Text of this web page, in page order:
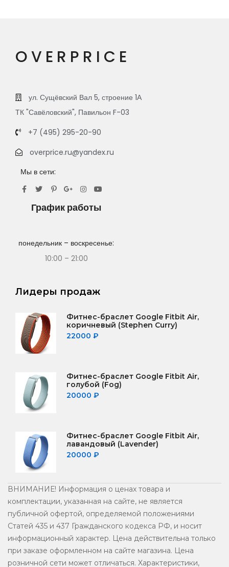
OVERPRICE
ул. Сущёвский Вал 5, строение 1А
ТК "Савёловский", Павильон F-03
+7 (495) 295-20-90
overprice.ru@yandex.ru
Мы в сети:
График работы
понедельник – воскресенье:
10:00 – 21:00
Лидеры продаж
Фитнес-браслет Google Fitbit Air,
коричневый (Stephen Curry)
22000 ₽
Фитнес-браслет Google Fitbit Air,
голубой (Fog)
20000 ₽
Фитнес-браслет Google Fitbit Air,
лавандовый (Lavender)
20000 ₽
ВНИМАНИЕ! Информация о ценах товара и
комплектации, указанная на сайте, не является
публичной офертой, определяемой положениями
Статей 435 и 437 Гражданского кодекса РФ, и носит
информационный характер. Цена действительна только
при заказе оформленном на сайте магазина. Цена
розничной сети может отличаться. Xарактеристики,